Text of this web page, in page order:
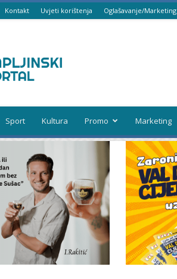
Kontakt Uvjeti korištenja Oglašavanje/Marketing
portal
Sport Kultura Promo Marketing